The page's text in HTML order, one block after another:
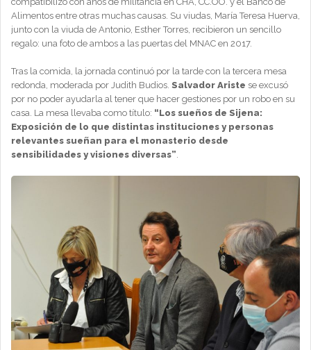
Alimentos entre otras muchas causas. Su viudas, María Teresa Huerva,
junto con la viuda de Antonio, Esther Torres, recibieron un sencillo
regalo: una foto de ambos a las puertas del MNAC en 2017.
Tras la comida, la jornada continuó por la tarde con la tercera mesa
redonda, moderada por Judith Budios. Salvador Ariste se excusó
por no poder ayudarla al tener que hacer gestiones por un robo en su
casa. La mesa llevaba como título: “Los sueños de Sijena:
Exposición de lo que distintas instituciones y personas
relevantes sueñan para el monasterio desde
sensibilidades y visiones diversas”.